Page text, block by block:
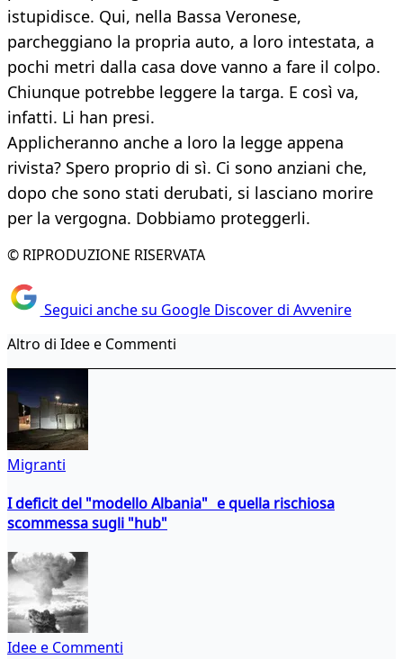
istupidisce. Qui, nella Bassa Veronese,
parcheggiano la propria auto, a loro intestata, a
pochi metri dalla casa dove vanno a fare il colpo.
Chiunque potrebbe leggere la targa. E così va,
infatti. Li han presi.
Applicheranno anche a loro la legge appena
rivista? Spero proprio di sì. Ci sono anziani che,
dopo che sono stati derubati, si lasciano morire
per la vergogna. Dobbiamo proteggerli.
© RIPRODUZIONE RISERVATA
Seguici anche su Google Discover di Avvenire
Altro di Idee e Commenti
Migranti
I deficit del "modello Albania" e quella rischiosa
scommessa sugli "hub"
Idee e Commenti